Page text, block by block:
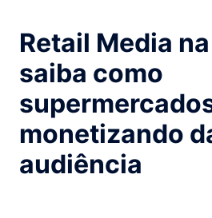
Retail Media
saiba como
monetizando
audiência